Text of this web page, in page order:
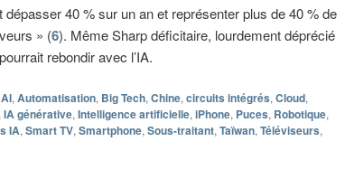
40 % sur un an et représenter plus de 40 % de
» (6). Même Sharp déficitaire, lourdement déprécié
rebondir avec l’IA.
AI,Automatisation, Big Tech,Chine,circuits intégrés,Cloud,
,IA générative,Intelligence artificielle,iPhone, Puces, Robotique,
IA,Smart TV,Smartphone,Sous-traitant,Taïwan,Téléviseurs,